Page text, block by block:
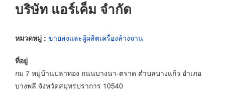
บริษัท แอร์เค็ม จำกัด
หมวดหมู่ : ขายส่งและผู้ผลิตเครื่องล้างจาน
ที่อยู่
กม 7 หมู่บ้านปลาทอง ถนนบางนา-ตราด ตำบลบางแก้ว อำเภอ
บางพลี จังหวัดสมุทรปราการ 10540